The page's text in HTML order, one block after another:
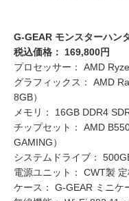
G-GEAR モンスターハン
税込価格： 169,800円
プロセッサー： AMD
グラフィックス： AMD
8GB）
メモリ： 16GB DDR4
チップセット： AMD
GAMING）
システムドライブ：
電源ユニット： CWT製
ケース： G-GEAR ミニケ